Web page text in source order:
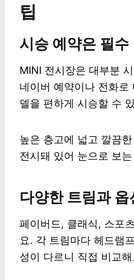
팁
시승 예약은 필수
MINI 전시장은 대부분
네이버 예약이나 전화로
델을 편하게 시승할 수
높은 층고에 넓고 깔끔
전시돼 있어 눈으로 보
다양한 트림과 옵
페이버드, 클래식, 스포
요. 각 트림마다 헤드램
성이 다르니 직접 비교